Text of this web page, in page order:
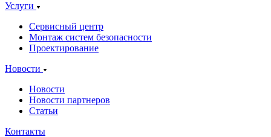
Услуги
Сервисный центр
Монтаж систем безопасности
Проектирование
Новости
Новости
Новости партнеров
Статьи
Контакты